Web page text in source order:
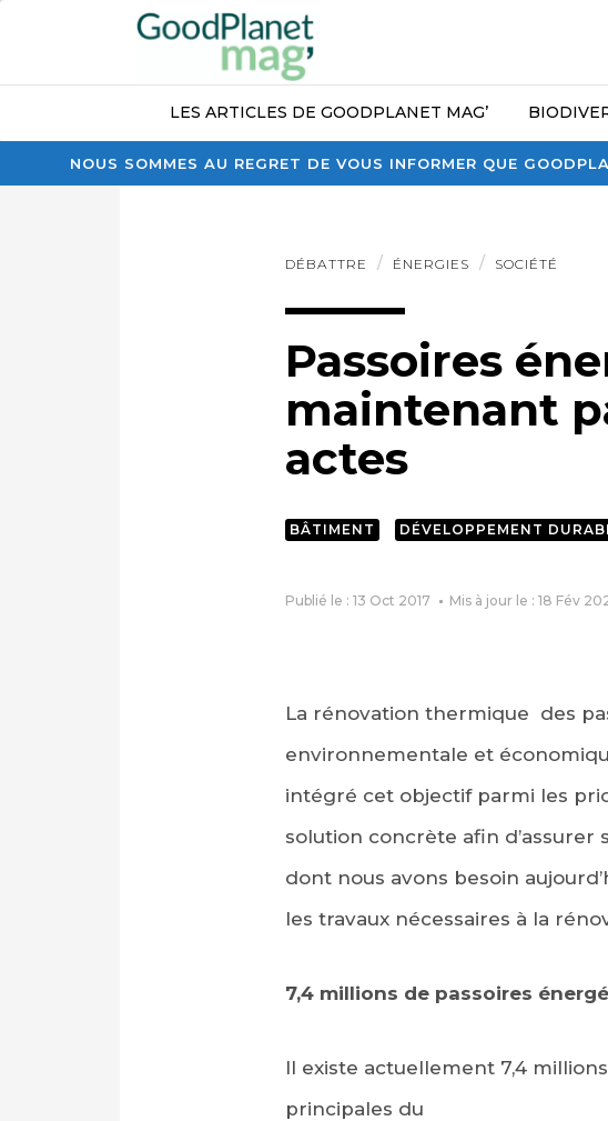
NOUS SOMMES AU REGRET DE VOUS INFORMER QUE
LES ARTICLES DE GOODPLANET MAG’
DÉBATTRE ÉNERGIES SOCIÉTÉ
Passoires
maintenant
actes
BÂTIMENT DÉVELOPPEMENT
Publié le : 13 Oct 2017 Mis à jour le : 18 Fév
La rénovation thermique des
environnementale et
intégré cet objectif parmi les
solution concrète afin d’assurer
dont nous avons besoin
les travaux nécessaires à la
7,4 millions de passoires
Il existe actuellement 7,4
principales du